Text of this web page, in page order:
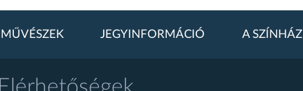
MŰVÉSZEK JEGYINFORMÁCIÓ A SZÍNHÁZ